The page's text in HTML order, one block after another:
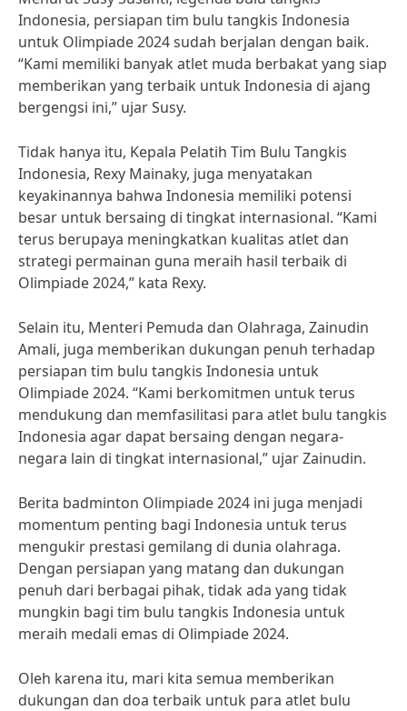
Indonesia, persiapan tim bulu tangkis Indonesia
untuk Olimpiade 2024 sudah berjalan dengan baik.
“Kami memiliki banyak atlet muda berbakat yang siap
memberikan yang terbaik untuk Indonesia di ajang
bergengsi ini,” ujar Susy.
Tidak hanya itu, Kepala Pelatih Tim Bulu Tangkis
Indonesia, Rexy Mainaky, juga menyatakan
keyakinannya bahwa Indonesia memiliki potensi
besar untuk bersaing di tingkat internasional. “Kami
terus berupaya meningkatkan kualitas atlet dan
strategi permainan guna meraih hasil terbaik di
Olimpiade 2024,” kata Rexy.
Selain itu, Menteri Pemuda dan Olahraga, Zainudin
Amali, juga memberikan dukungan penuh terhadap
persiapan tim bulu tangkis Indonesia untuk
Olimpiade 2024. “Kami berkomitmen untuk terus
mendukung dan memfasilitasi para atlet bulu tangkis
Indonesia agar dapat bersaing dengan negara-
negara lain di tingkat internasional,” ujar Zainudin.
Berita badminton Olimpiade 2024 ini juga menjadi
momentum penting bagi Indonesia untuk terus
mengukir prestasi gemilang di dunia olahraga.
Dengan persiapan yang matang dan dukungan
penuh dari berbagai pihak, tidak ada yang tidak
mungkin bagi tim bulu tangkis Indonesia untuk
meraih medali emas di Olimpiade 2024.
Oleh karena itu, mari kita semua memberikan
dukungan dan doa terbaik untuk para atlet bulu